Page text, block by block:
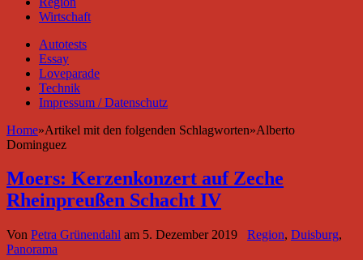
Wirtschaft
Autotests
Essay
Loveparade
Technik
Impressum / Datenschutz
Home»Artikel mit den folgenden Schlagworten»Alberto
Dominguez
Moers: Kerzenkonzert auf Zeche
Rheinpreußen Schacht IV
Von Petra Grünendahl am 5. Dezember 2019 Region, Duisburg,
Panorama